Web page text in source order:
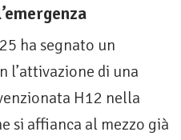
ha segnato un
l’attivazione di una
H12 nella
si affianca al mezzo già